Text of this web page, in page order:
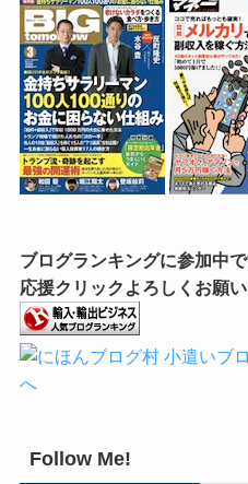
ブログランキングに参加中で
応援クリックよろしくお願
Follow Me!